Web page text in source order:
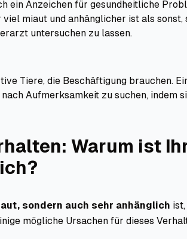
ein Anzeichen für gesundheitliche
miaut und anhänglicher ist als sonst,
untersuchen zu lassen.
Tiere, die Beschäftigung brauchen.
Aufmerksamkeit zu suchen, indem
Warum ist
sondern auch sehr anhänglich
mögliche Ursachen für dieses